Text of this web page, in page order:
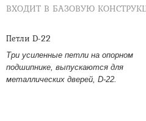
ВХОДИТ В БАЗОВУЮ
Петли D-22
Три усиленные петли на опорном
подшипнике, выпускаются для
металлических дверей, D-22.